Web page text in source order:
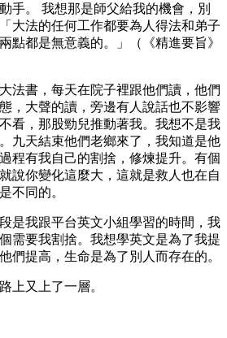
手。 我想那是師父給我的機會，別
大法的任何工作都要為人得法和弟子
點都是無意義的。」（《精進要旨》
法書，每天在院子裡跟他們讀，他們
，大聲的讀，旁邊有人說話也不影響
看，那股勁兒推動著我。我想不是我
九天結束他們老鄉來了，我知道是他
程有我自己的割捨，修煉提升。有個
說你變化這麼大，這就是救人也在自
不同的。
是我跟平台英文小組學習的時間，我
需要我割捨。我想學英文是為了我提
們提高，生命是為了別人而存在的。
上又上了一層。